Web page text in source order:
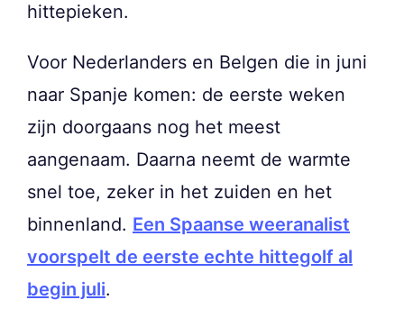
hittepieken.
Voor Nederlanders en Belgen die in juni
naar Spanje komen: de eerste weken
zijn doorgaans nog het meest
aangenaam. Daarna neemt de warmte
snel toe, zeker in het zuiden en het
binnenland. Een Spaanse weeranalist
voorspelt de eerste echte hittegolf al
begin juli.